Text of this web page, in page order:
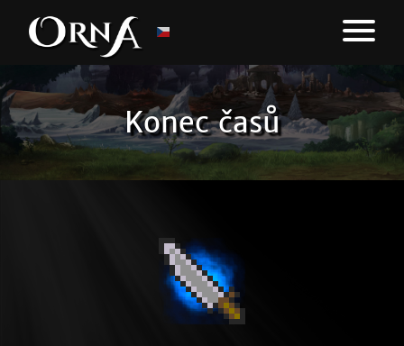
Konec časů